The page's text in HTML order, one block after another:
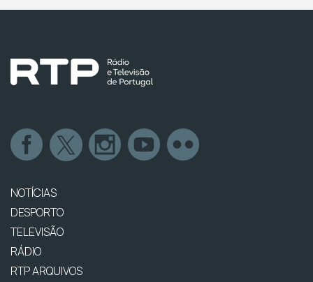
NOTÍCIAS
DESPORTO
TELEVISÃO
RÁDIO
RTP ARQUIVOS